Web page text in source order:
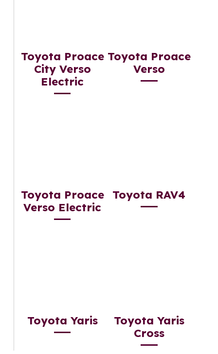
Toyota Proace
City Verso
Electric
Toyota Proace
Verso
Toyota Proace
Verso Electric
Toyota RAV4
Toyota Yaris
Toyota Yaris
Cross